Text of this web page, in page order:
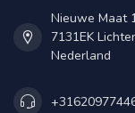
Nieuwe Maat
7131EK
Nederland